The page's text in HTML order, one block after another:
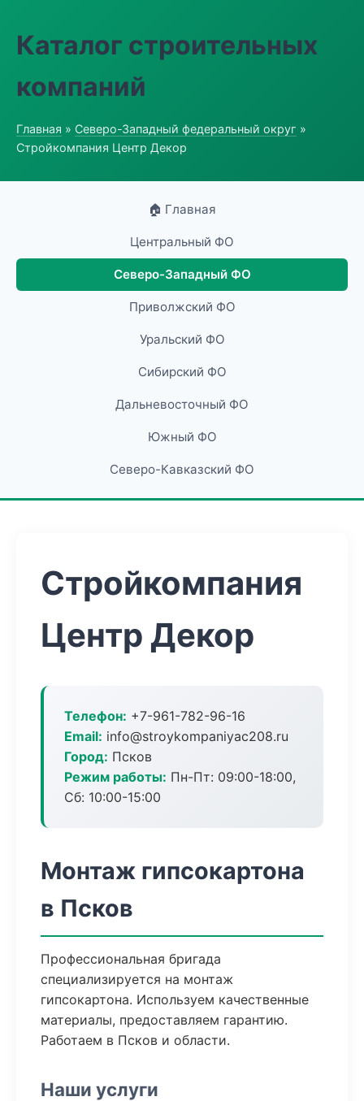
Каталог строительных
компаний
Главная » Северо-Западный федеральный округ »
Стройкомпания Центр Декор
🏠 Главная
Центральный ФО
Северо-Западный ФО
Приволжский ФО
Уральский ФО
Сибирский ФО
Дальневосточный ФО
Южный ФО
Северо-Кавказский ФО
Стройкомпания
Центр Декор
Телефон: +7-961-782-96-16
Email: info@stroykompaniyac208.ru
Город: Псков
Режим работы: Пн-Пт: 09:00-18:00,
Сб: 10:00-15:00
Монтаж гипсокартона
в Псков
Профессиональная бригада
специализируется на монтаж
гипсокартона. Используем качественные
материалы, предоставляем гарантию.
Работаем в Псков и области.
Наши услуги